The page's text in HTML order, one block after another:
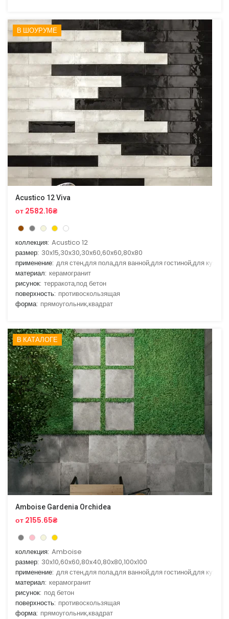
В ШОУРУМЕ
Acustico 12 Viva
от 2582.16₴
коллекция: Acustico 12
размер: 30x15,30x30,30x60,60x60,80x80
применение: для стен,для пола,для ванной,для гостиной,для кухни
материал: керамогранит
рисунок: терракота,под бетон
поверхность: противоскользящая
форма: прямоугольник,квадрат
В КАТАЛОГЕ
Amboise Gardenia Orchidea
от 2155.65₴
коллекция: Amboise
размер: 30x10,60x60,80x40,80x80,100x100
применение: для стен,для пола,для ванной,для гостиной,для кухни
материал: керамогранит
рисунок: под бетон
поверхность: противоскользящая
форма: прямоугольник,квадрат